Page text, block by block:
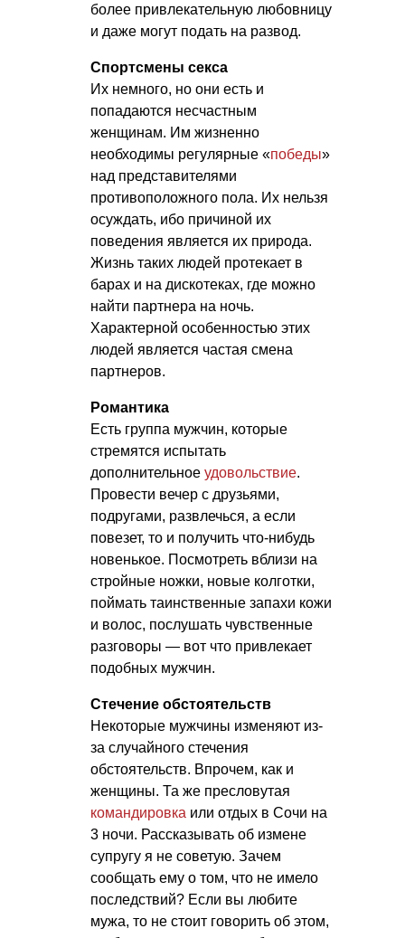
более привлекательную любовницу
и даже могут подать на развод.
Спортсмены секса
Их немного, но они есть и
попадаются несчастным
женщинам. Им жизненно
необходимы регулярные «победы»
над представителями
противоположного пола. Их нельзя
осуждать, ибо причиной их
поведения является их природа.
Жизнь таких людей протекает в
барах и на дискотеках, где можно
найти партнера на ночь.
Характерной особенностью этих
людей является частая смена
партнеров.
Романтика
Есть группа мужчин, которые
стремятся испытать
дополнительное удовольствие.
Провести вечер с друзьями,
подругами, развлечься, а если
повезет, то и получить что-нибудь
новенькое. Посмотреть вблизи на
стройные ножки, новые колготки,
поймать таинственные запахи кожи
и волос, послушать чувственные
разговоры — вот что привлекает
подобных мужчин.
Стечение обстоятельств
Некоторые мужчины изменяют из-
за случайного стечения
обстоятельств. Впрочем, как и
женщины. Та же пресловутая
командировка или отдых в Сочи на
3 ночи. Рассказывать об измене
супругу я не советую. Зачем
сообщать ему о том, что не имело
последствий? Если вы любите
мужа, то не стоит говорить об этом,